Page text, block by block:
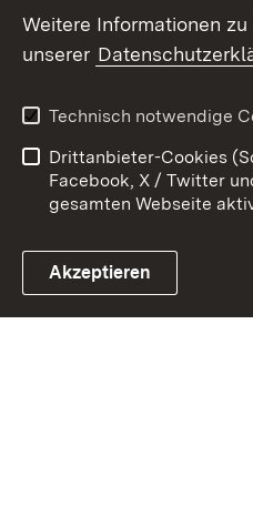
Link zum Landesportal
Barrierefreiheit
Impressum
Weitere Informationen
unserer
Technisch notwendige
Drittanbieter-Cookies
Facebook, X / Twitter
gesamten Webseite
Akzeptieren